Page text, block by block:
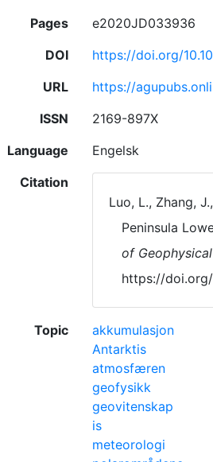
Pages
e2020JD033936
DOI
https://doi.org/
URL
https://
ISSN
2169-897X
Language
Engelsk
Citation
Luo, L., Zhang,
Peninsula
of
https://
Topic
akkumulasjon
Antarktis
atmosfæren
geofysikk
geovitenskap
is
meteorologi